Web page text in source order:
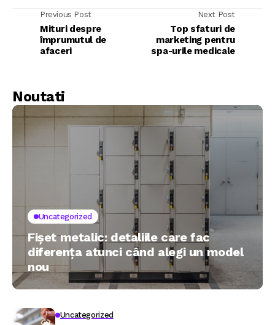
Previous Post
Mituri despre
împrumutul de
afaceri
Next Post
Top sfaturi de
marketing pentru
spa-urile medicale
Noutati
Uncategorized
Fișet metalic: detaliile care fac
diferența atunci când alegi un model
nou
Uncategorized